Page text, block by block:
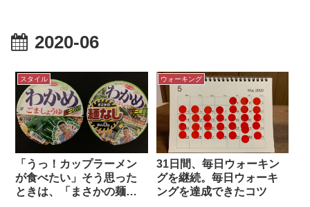
2020-06
スタイル
「うっ！カップラーメン
が食べたい」そう思った
ときは、「まさかの麺な
ウォーキング
31日間、毎日ウォーキン
グを継続。毎日ウォーキ
ングを達成できたコツ